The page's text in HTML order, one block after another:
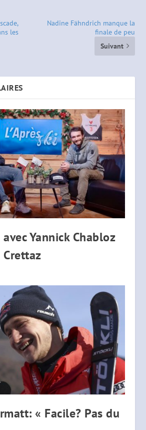
les
Nadine Fähndrich manque la
finale de peu
Suivant
avec Yannick Chabloz
« Facile? Pas du